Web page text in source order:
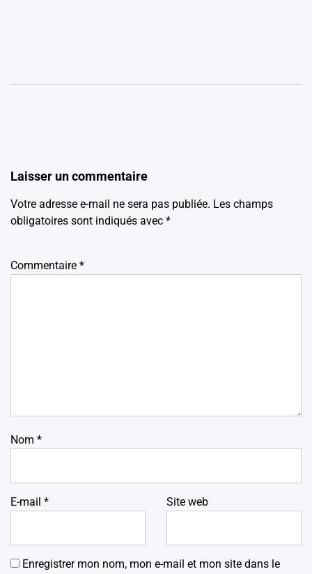
Laisser un commentaire
Votre adresse e-mail ne sera pas publiée. Les champs
obligatoires sont indiqués avec *
Commentaire *
Nom *
E-mail * Site web
Enregistrer mon nom, mon e-mail et mon site dans le